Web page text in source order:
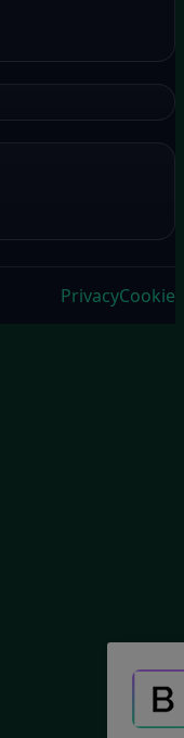
PrivacyCookie